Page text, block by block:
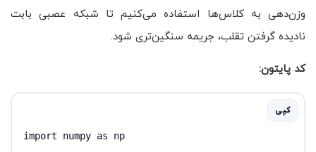
وزن‌دهی به کلاس‌ها استفاده می‌کنیم تا شبکه عصبی بابت
نادیده گرفتن تقلب، جریمه سنگین‌تری شود.
کد پایتون:
import numpy as np
کپی